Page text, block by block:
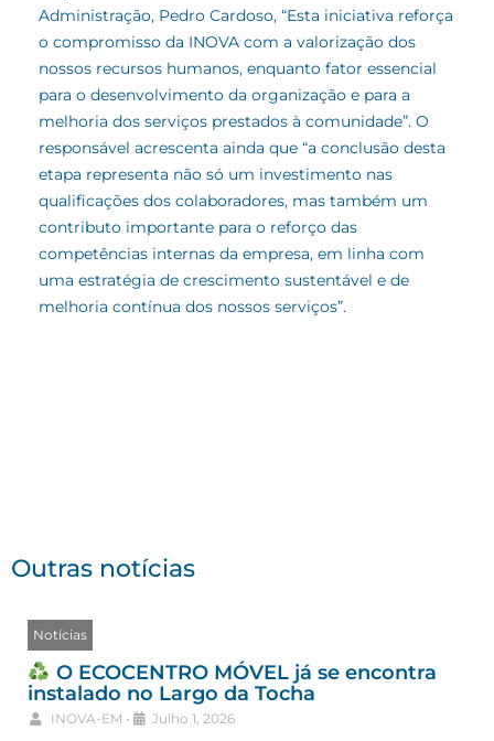
Outras notícias
Notícias
O ECOCENTRO MÓVEL já se encontra
instalado no Largo da Tocha
INOVA-EM • Julho 1, 2026
Administração, Pedro Cardoso, “Esta iniciativa reforça
o compromisso da INOVA com a valorização dos
nossos recursos humanos, enquanto fator essencial
para o desenvolvimento da organização e para a
melhoria dos serviços prestados à comunidade”. O
responsável acrescenta ainda que “a conclusão desta
etapa representa não só um investimento nas
qualificações dos colaboradores, mas também um
contributo importante para o reforço das
competências internas da empresa, em linha com
uma estratégia de crescimento sustentável e de
melhoria contínua dos nossos serviços”.